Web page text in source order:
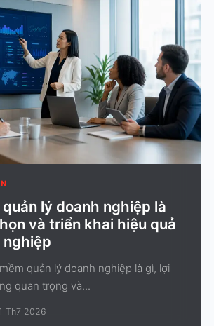
quản lý doanh nghiệp là
và triển khai hiệu quả
nghiệp
quản lý doanh nghiệp là gì, lợi
quan trọng và...
Th7 2026